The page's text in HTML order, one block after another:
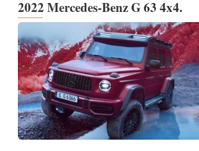
2022 Mercedes-Benz G 63 4x4.